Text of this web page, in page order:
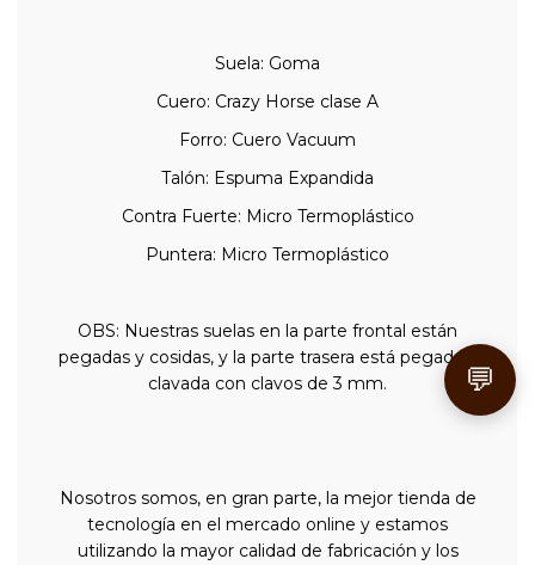
Suela: Goma
Cuero: Crazy Horse clase A
Forro: Cuero Vacuum
Talón: Espuma Expandida
Contra Fuerte: Micro Termoplástico
Puntera: Micro Termoplástico
OBS: Nuestras suelas en la parte frontal están
pegadas y cosidas, y la parte trasera está pegada y
clavada con clavos de 3 mm.
Nosotros somos, en gran parte, la mejor tienda de
tecnología en el mercado online y estamos
utilizando la mayor calidad de fabricación y los
💬